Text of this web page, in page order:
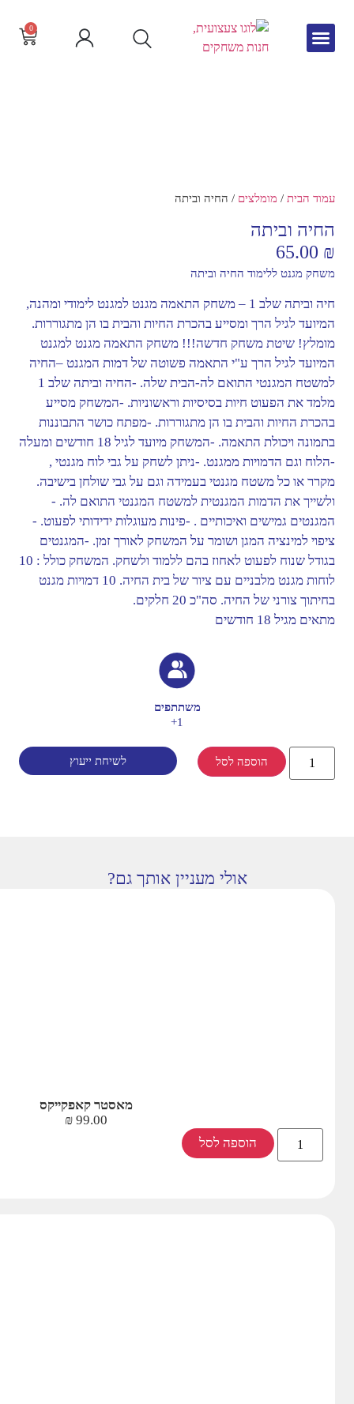
0
עמוד הבית / מומלצים / החיה וביתה
החיה וביתה
65.00 ₪
משחק מגנט ללימוד החיה וביתה
חיה וביתה שלב 1 – משחק התאמה מגנט למגנט לימודי ומהנה,
המיועד לגיל הרך ומסייע בהכרת החיות והבית בו הן מתגוררות.
מומלץ! שיטת משחק חדשה!!! משחק התאמה מגנט למגנט
המיועד לגיל הרך ע"י התאמה פשוטה של דמות המגנט –החיה
למשטח המגנטי התואם לה-הבית שלה. -החיה וביתה שלב 1
מלמד את הפעוט חיות בסיסיות וראשוניות. -המשחק מסייע
בהכרת החיות והבית בו הן מתגוררות. -מפתח כושר התבוננות
בתמונה ויכולת התאמה. -המשחק מיועד לגיל 18 חודשים ומעלה
-הלוח וגם הדמויות ממגנט. -ניתן לשחק על גבי לוח מגנטי ,
מקרר או כל משטח מגנטי בעמידה וגם על גבי שולחן בישיבה.
ולשייך את הדמות המגנטית למשטח המגנטי התואם לה. -
המגנטים גמישים ואיכותיים . -פינות מעוגלות ידידותי לפעוט. -
ציפוי למינציה המגן ושומר על המשחק לאורך זמן. -המגנטים
בגודל שנוח לפעוט לאחוז בהם ללמוד ולשחק. המשחק כולל : 10
לוחות מגנט מלבניים עם ציור של בית החיה. 10 דמויות מגנט
בחיתוך צורני של החיה. סה"כ 20 חלקים.
מתאים מגיל 18 חודשים
משתתפים
1+
הוספה לסל לשיחת ייעוץ
אולי מעניין אותך גם?
מאסטר קאפקייקס
99.00
₪
הוספה לסל